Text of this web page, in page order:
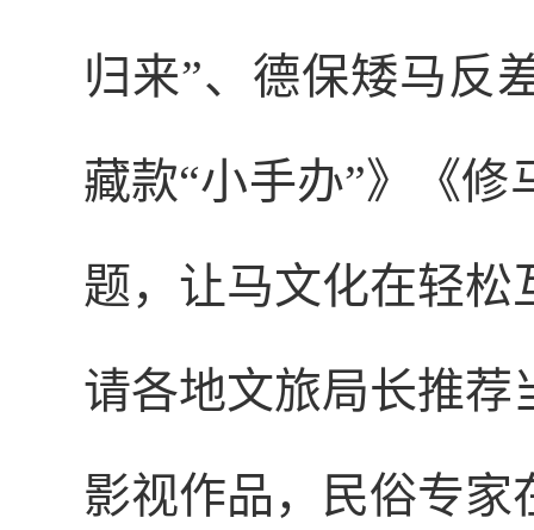
归来”、德保矮马反
藏款“小手办”》《
题，让马文化在轻
请各地文旅局长推荐
影视作品，民俗专